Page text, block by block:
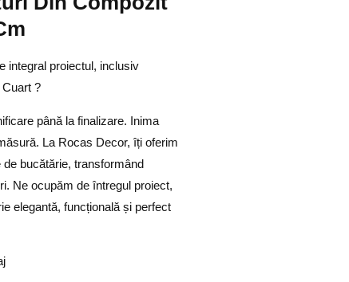
integral proiectul, inclusiv
?
până la finalizare. Inima
La Rocas Decor, îți oferim
de bucătărie, transformând
Ne ocupăm de întregul proiect,
elegantă, funcțională și perfect